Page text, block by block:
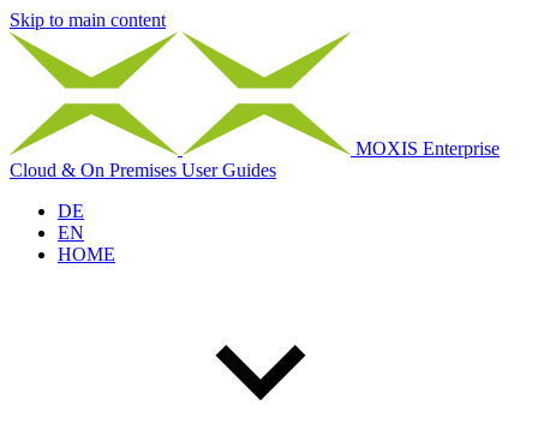
Skip to main content
MOXIS Enterprise
Cloud & On Premises User Guides
DE
EN
HOME